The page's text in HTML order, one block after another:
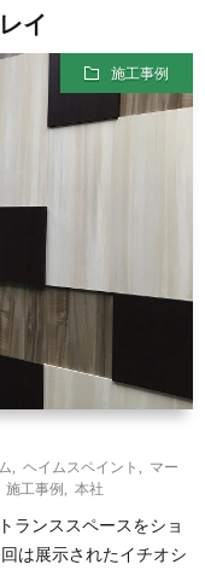
イ
施工事例
ヘイムスペイント
マー
施工事例 本社
ランススペースをショ
は展示されたイチオシ